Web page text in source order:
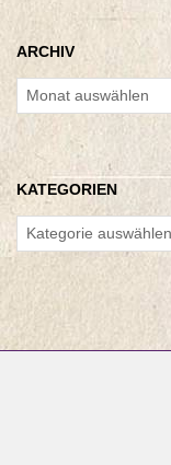
ARCHIV
Archiv
KATEGORIEN
Kategorien